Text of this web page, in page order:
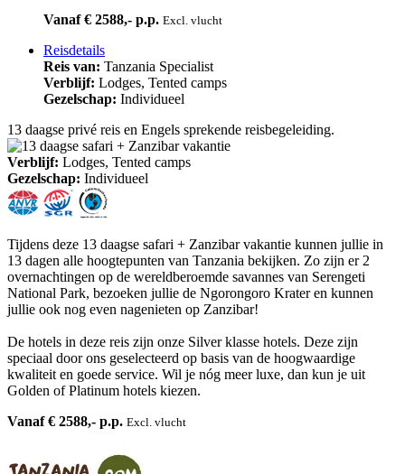
Vanaf € 2588,- p.p. Excl. vlucht
Reisdetails
Reis van: Tanzania Specialist
Verblijf: Lodges, Tented camps
Gezelschap: Individueel
13 daagse privé reis en Engels sprekende reisbegeleiding.
Verblijf: Lodges, Tented camps
Gezelschap: Individueel
Tijdens deze 13 daagse safari + Zanzibar vakantie kunnen jullie in
13 dagen alle hoogtepunten van Tanzania bekijken. Zo zijn er 2
overnachtingen op de wereldberoemde savannes van Serengeti
National Park, bezoeken jullie de Ngorongoro Krater en kunnen
jullie ook nog even nagenieten op Zanzibar!
De hotels in deze reis zijn onze Silver klasse hotels. Deze zijn
speciaal door ons geselecteerd op basis van de hoogwaardige
kwaliteit en goede service. Wil je nóg meer luxe, dan kun je uit
Golden of Platinum hotels kiezen.
Vanaf € 2588,- p.p. Excl. vlucht